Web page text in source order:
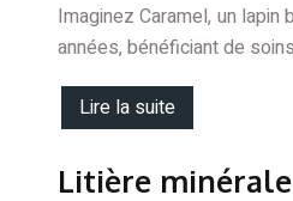
Imaginez Caramel, un
années, bénéficiant de
Lire la suite
Litière